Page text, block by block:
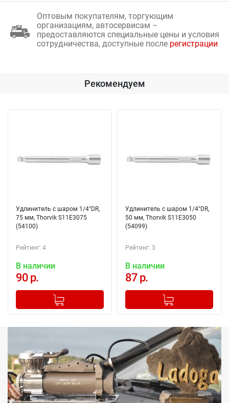
Оптовым покупателям, торгующим
организациям, автосервисам –
предоставляются специальные цены и условия
сотрудничества, доступные после регистрации
Рекомендуем
Удлинитель с шаром 1/4"DR,
75 мм, Thorvik S11E3075
(54100)
Рейтинг: 4
В наличии
90 р.
+
Добавлено в корзину
Удлинитель с шаром 1/4"DR,
50 мм, Thorvik S11E3050
(54099)
Рейтинг: 3
В наличии
87 р.
+
Добавлено в корзину